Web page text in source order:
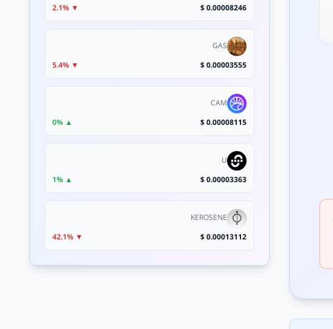
0.00008246 $
▼ 2.1%
GAS
0.00003555 $
▼ 5.4%
CAM
0.00008115 $
▲ 0%
U
0.00003363 $
▲ 1%
KEROSENE
0.00013112 $
▼ 42.1%